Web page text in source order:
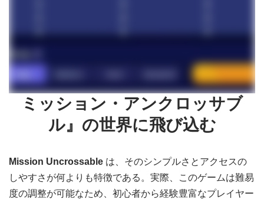
ミッション・アンクロッサブ
ル』の世界に飛び込む
Mission Uncrossable は、そのシンプルさとアクセスの
しやすさが何よりも特徴である。実際、このゲームは難易
度の調整が可能なため、初心者から経験豊富なプレイヤー